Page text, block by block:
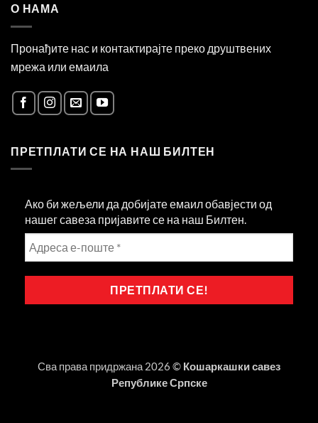
О НАМА
Пронађите нас и контактирајте преко друштвених
мрежа или емаила
ПРЕТПЛАТИ СЕ НА НАШ БИЛТЕН
Ако би жељели да добијате емаил обавјести од
нашег савеза пријавите се на наш Билтен.
Сва права придржана 2026 © Кошаркашки савез
Републике Српске